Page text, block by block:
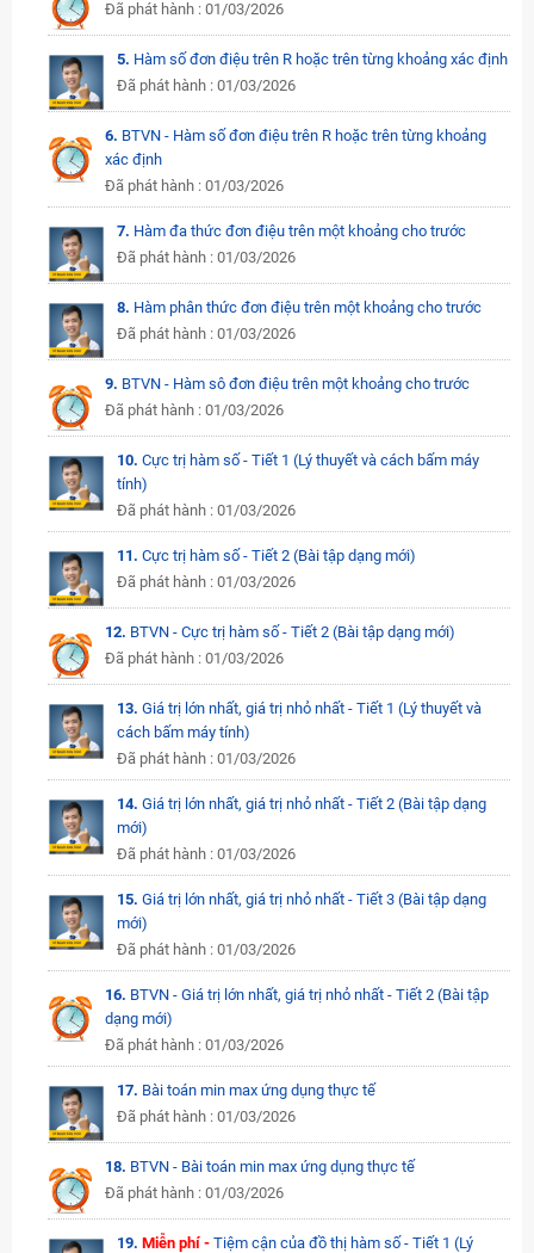
Đã phát hành : 01/03/2026
5. Hàm số đơn điệu trên R hoặc trên từng khoảng xác định
Đã phát hành : 01/03/2026
6. BTVN - Hàm số đơn điệu trên R hoặc trên từng khoảng
xác định
Đã phát hành : 01/03/2026
7. Hàm đa thức đơn điệu trên một khoảng cho trước
Đã phát hành : 01/03/2026
8. Hàm phân thức đơn điệu trên một khoảng cho trước
Đã phát hành : 01/03/2026
9. BTVN - Hàm sô đơn điệu trên một khoảng cho trước
Đã phát hành : 01/03/2026
10. Cực trị hàm số - Tiết 1 (Lý thuyết và cách bấm máy
tính)
Đã phát hành : 01/03/2026
11. Cực trị hàm số - Tiết 2 (Bài tập dạng mới)
Đã phát hành : 01/03/2026
12. BTVN - Cực trị hàm số - Tiết 2 (Bài tập dạng mới)
Đã phát hành : 01/03/2026
13. Giá trị lớn nhất, giá trị nhỏ nhất - Tiết 1 (Lý thuyết và
cách bấm máy tính)
Đã phát hành : 01/03/2026
14. Giá trị lớn nhất, giá trị nhỏ nhất - Tiết 2 (Bài tập dạng
mới)
Đã phát hành : 01/03/2026
15. Giá trị lớn nhất, giá trị nhỏ nhất - Tiết 3 (Bài tập dạng
mới)
Đã phát hành : 01/03/2026
16. BTVN - Giá trị lớn nhất, giá trị nhỏ nhất - Tiết 2 (Bài tập
dạng mới)
Đã phát hành : 01/03/2026
17. Bài toán min max ứng dụng thực tế
Đã phát hành : 01/03/2026
18. BTVN - Bài toán min max ứng dụng thực tế
Đã phát hành : 01/03/2026
19. Miễn phí - Tiệm cận của đồ thị hàm số - Tiết 1 (Lý